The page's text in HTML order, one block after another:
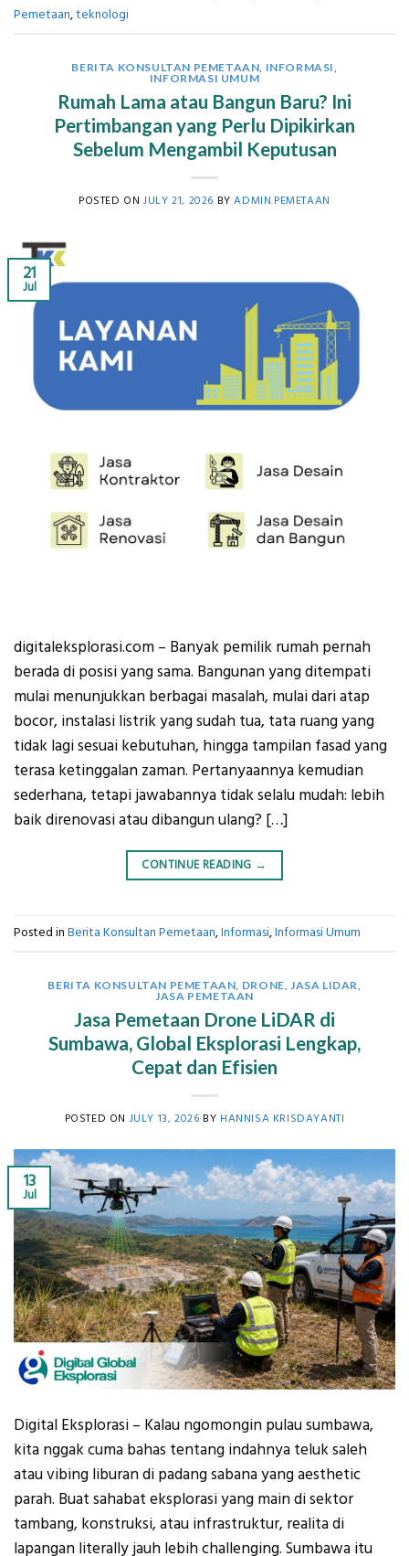
Pemetaan,teknologi
BERITA KONSULTAN PEMETAAN INFORMASI
INFORMASI UMUM
Rumah Lama atau Bangun Baru? Ini
Pertimbangan yang Perlu Dipikirkan
Sebelum Mengambil Keputusan
POSTED ONJULY 21, 2026 BYADMIN.PEMETAAN
21
Jul
digitaleksplorasi.com – Banyak pemilik rumah pernah
berada di posisi yang sama. Bangunan yang ditempati
mulai menunjukkan berbagai masalah, mulai dari atap
bocor, instalasi listrik yang sudah tua, tata ruang yang
tidak lagi sesuai kebutuhan, hingga tampilan fasad yang
terasa ketinggalan zaman. Pertanyaannya kemudian
sederhana, tetapi jawabannya tidak selalu mudah: lebih
baik direnovasi atau dibangun ulang? […]
CONTINUE READING →
Posted in Berita Konsultan Pemetaan,Informasi,Informasi Umum
BERITA KONSULTAN PEMETAAN DRONE JASA LIDAR
JASA PEMETAAN
Jasa Pemetaan Drone LiDAR di
Sumbawa, Global Eksplorasi Lengkap,
Cepat dan Efisien
POSTED ON JULY 13, 2026 BY HANNISA KRISDAYANTI
13
Jul
Digital Eksplorasi – Kalau ngomongin pulau sumbawa,
kita nggak cuma bahas tentang indahnya teluk saleh
atau vibing liburan di padang sabana yang aesthetic
parah. Buat sahabat eksplorasi yang main di sektor
tambang, konstruksi, atau infrastruktur, realita di
lapangan literally jauh lebih challenging. Sumbawa itu